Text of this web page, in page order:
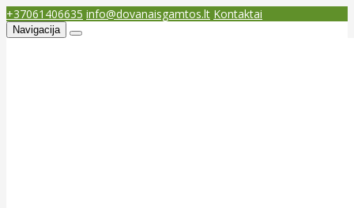
+37061406635 info@dovanaisgamtos.lt Kontaktai
Navigacija